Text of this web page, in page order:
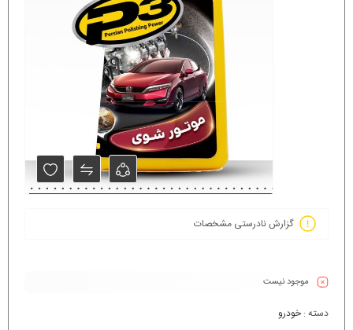
گزارش نادرستی مشخصات
موجود نیست
دسته : خودرو